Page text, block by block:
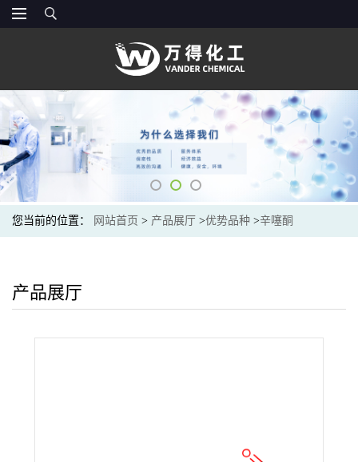
您当前的位置： 网站首页 > 产品展厅 >优势品种 >辛噻酮
产品展厅